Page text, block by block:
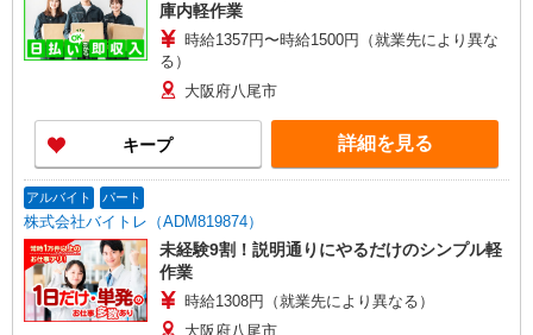
庫内軽作業
時給1357円〜時給1500円（就業先により異な
る）
大阪府八尾市
キープ 詳細を見る
アルバイト パート
株式会社バイトレ（ADM819874）
未経験9割！説明通りにやるだけのシンプル軽
作業
時給1308円（就業先により異なる）
大阪府八尾市